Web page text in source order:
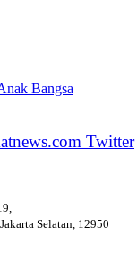
Twitter
Selatan, 12950